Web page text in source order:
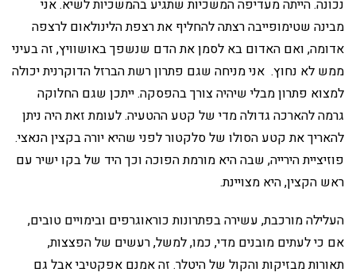
נכונה. הייתה מעדיפה המשכיות שתגיע בהמשכיות לשיא. אני
מבינה שטימופייבה רצתה להחליף את רצפת הלינולאום לרצפה
אדומה, ואם האדום בא לסמן את הדם שנשפך באושוויץ, זה בעיני
ממש לא נחוץ. אני מניחה שגם פתרון רשת הברזל הדוקרנית יכולה
למצוא פתרון מבלי שיהיה צורך בהפסקה. ייתכן שגם החלוקה
גרמה להארכה גדולה מדי של קטע ההטעיה. לעומת זאת היה ניתן
להאריך את קטע הסולו של סלקטור לפני שהיא יורה בקצין הנאצי.
פוזיציית הירייה, שבה היא מורמת הפוכה וכך היד של בקו ישיר עם
ראש הקצין, היא מצויינת.
העלילה מורכבת, עשירה בפתרונות כוראוגרפים ובימויים טובים,
אם כי לעתים מובנים מדי, כמו, למשל, רעשים של הפצצות,
תאורות מבזיקות והקול של היטלר. זה אמנם אפקטיבי אבל גם